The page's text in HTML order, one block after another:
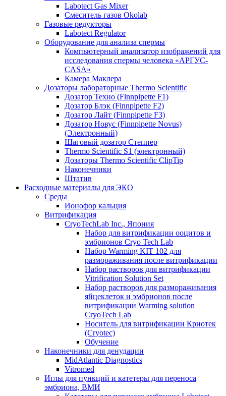
Labotect Gas Mixer
Смеситель газов Okolab
Газовые редукторы
Labotect Regulator
Оборудование для анализа спермы
Компьютерный анализатор изображений для
исследования спермы человека «АРГУС-
CASA»
Камера Маклера
Дозаторы лабораторные Thermo Scientific
Дозатор Техно (Finnpipette F1)
Дозатор Блэк (Finnpipette F2)
Дозатор Лайт (Finnpipette F3)
Дозатор Новус (Finnpipette Novus)
(Электронный)
Шаговый дозатор Степпер
Thermo Scientific S1 (электронный)
Дозаторы Thermo Scientific ClipTip
Наконечники
Штатив
Расходные материалы для ЭКО
Среды
Ионофор кальция
Витрификация
CryoTechLab Inc., Япония
Набор для витрификации ооцитов и
эмбрионов Cryo Tech Lab
Набор Warming KIT 102 для
размораживания после витрификации
Набор растворов для витрификации
Vitrification Solution Set
Набор растворов для размораживания
яйцеклеток и эмбрионов после
витрификации Warming solution
CryoTech Lab
Носитель для витрификации Криотек
(Cryotec)
Обучение
Наконечники для денудации
MidAtlantic Diagnostics
Vitromed
Иглы для пункций и катетеры для переноса
эмбриона, ВМИ